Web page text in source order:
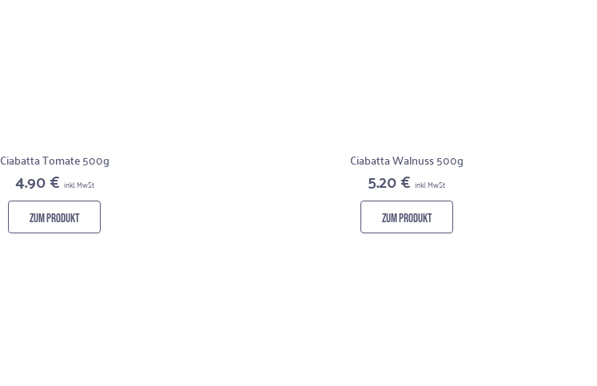
Ciabatta Tomate 500g
4.90 € inkl. MwSt
ZUM PRODUKT
Ciabatta Walnuss 500g
5.20 €inkl. MwSt
ZUM PRODUKT